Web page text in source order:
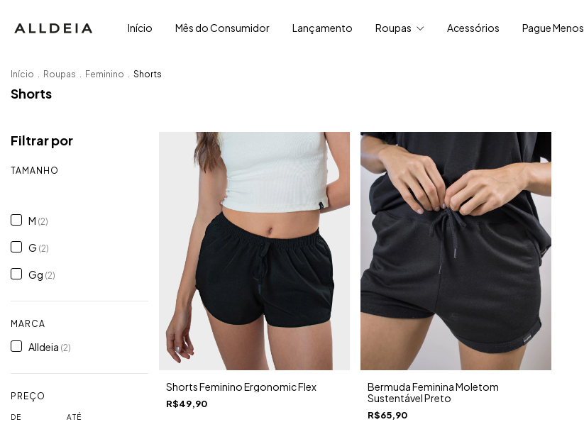
Início Mês do Consumidor Lançamento Roupas Acessórios Pague Menos
Início . Roupas . Feminino . Shorts
Shorts
Filtrar por
TAMANHO
M (2)
G (2)
Gg (2)
MARCA
Alldeia (2)
PREÇO
DE ATÉ
Shorts Feminino Ergonomic Flex
R$49,90
Bermuda Feminina Moletom
Sustentável Preto
R$65,90